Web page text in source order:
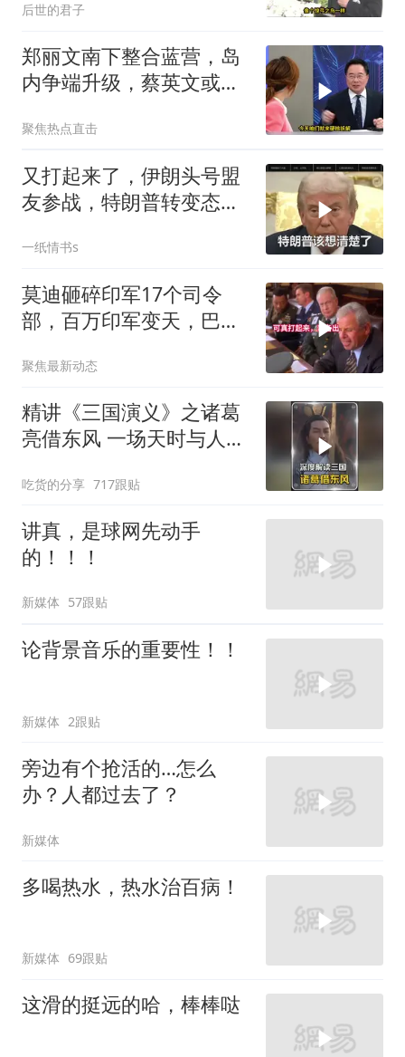
后世的君子
郑丽文南下整合蓝营，岛
内争端升级，蔡英文或宣
聚焦热点直击
又打起来了，伊朗头号盟
友参战，特朗普转变态
一纸情书s
莫迪砸碎印军17个司令
部，百万印军变天，巴铁
聚焦最新动态
精讲《三国演义》之诸葛
亮借东风 一场天时与人性
吃货的分享 717跟贴
讲真，是球网先动手
的！！！
新媒体 57跟贴
论背景音乐的重要性！！
新媒体 2跟贴
旁边有个抢活的…怎么
办？人都过去了？
新媒体
多喝热水，热水治百病！
新媒体 69跟贴
这滑的挺远的哈，棒棒哒